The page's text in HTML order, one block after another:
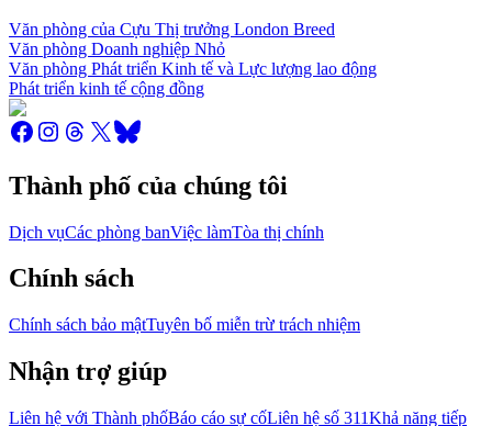
Văn phòng của Cựu Thị trưởng London Breed
Văn phòng Doanh nghiệp Nhỏ
Văn phòng Phát triển Kinh tế và Lực lượng lao động
Phát triển kinh tế cộng đồng
Thành phố của chúng tôi
Dịch vụCác phòng banViệc làmTòa thị chính
Chính sách
Chính sách bảo mậtTuyên bố miễn trừ trách nhiệm
Nhận trợ giúp
Liên hệ với Thành phốBáo cáo sự cốLiên hệ số 311Khả năng tiếp